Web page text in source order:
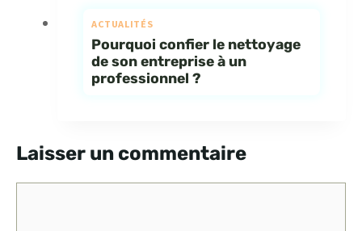
ACTUALITÉS
Pourquoi confier le nettoyage
de son entreprise à un
professionnel ?
Laisser un commentaire